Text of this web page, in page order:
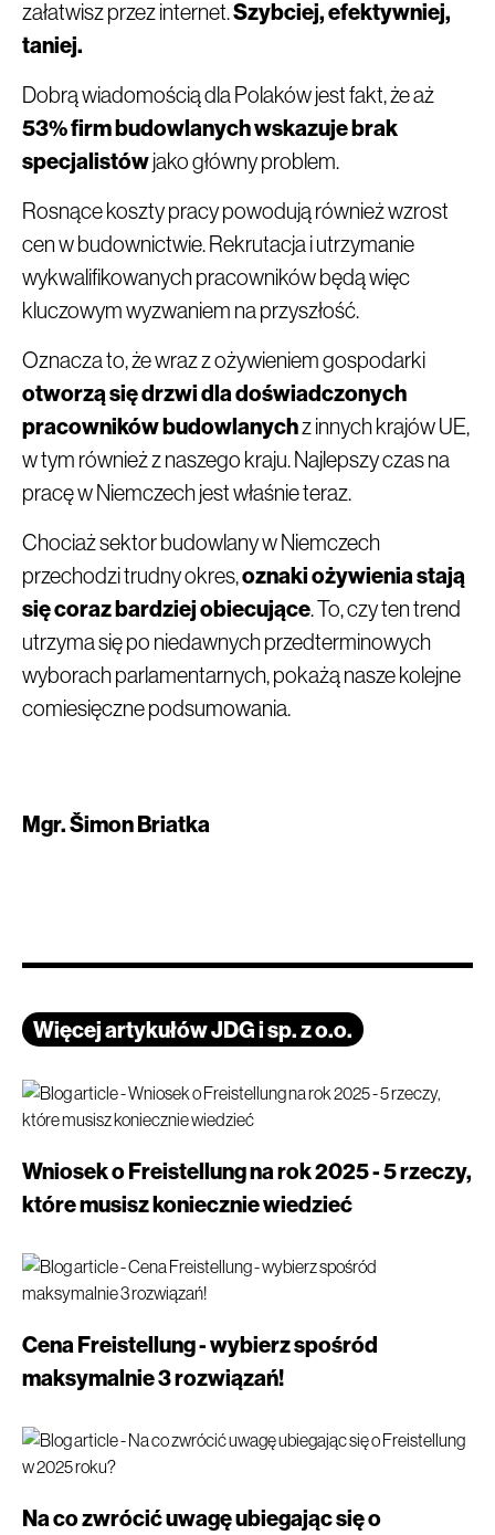
załatwisz przez internet.Szybciej, efektywniej,
taniej.
Dobrą wiadomością dla Polaków jest fakt, że aż
53% firm budowlanych wskazuje brak
specjalistówjako główny problem.
Rosnące koszty pracy powodują również wzrost
cen w budownictwie. Rekrutacja i utrzymanie
wykwalifikowanych pracowników będą więc
kluczowym wyzwaniem na przyszłość.
Oznacza to, że wraz z ożywieniem gospodarki
otworzą się drzwi dla doświadczonych
pracowników budowlanychz innych krajów UE,
w tym również z naszego kraju. Najlepszy czas na
pracę w Niemczech jest właśnie teraz.
Chociaż sektor budowlany w Niemczech
przechodzi trudny okres,oznaki ożywienia stają
się coraz bardziej obiecujące. To, czy ten trend
utrzyma się po niedawnych przedterminowych
wyborach parlamentarnych, pokażą nasze kolejne
comiesięczne podsumowania.
Mgr. Šimon Briatka
Więcej artykułów JDG i sp. z o.o.
Wniosek o Freistellung na rok 2025 - 5 rzeczy,
które musisz koniecznie wiedzieć
Cena Freistellung - wybierz spośród
maksymalnie 3 rozwiązań!
Na co zwrócić uwagę ubiegając się o